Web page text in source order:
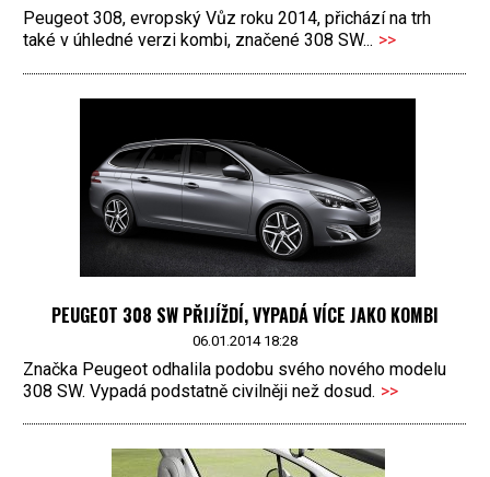
Peugeot 308, evropský Vůz roku 2014, přichází na trh
také v úhledné verzi kombi, značené 308 SW... >>
PEUGEOT 308 SW PŘIJÍŽDÍ, VYPADÁ VÍCE JAKO KOMBI
06.01.2014 18:28
Značka Peugeot odhalila podobu svého nového modelu
308 SW. Vypadá podstatně civilněji než dosud. >>